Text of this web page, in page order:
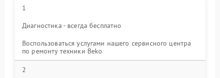
1
Диагностика - всегда бесплатно
Воспользоваться услугами нашего сервисного центра
по ремонту техники Beko
2